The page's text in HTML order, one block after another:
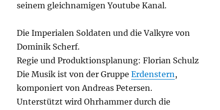
seinem gleichnamigen Youtube Kanal.
Die Imperialen Soldaten und die Valkyre von
Dominik Scherf.
Regie und Produktionsplanung: Florian Schulz
Die Musik ist von der GruppeErdenstern,
komponiert von Andreas Petersen.
Unterstützt wird Ohrhammer durch die